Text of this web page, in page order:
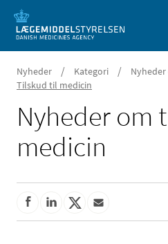
Nyheder / Kategori /
Tilskud til medicin
Nyheder om
medicin